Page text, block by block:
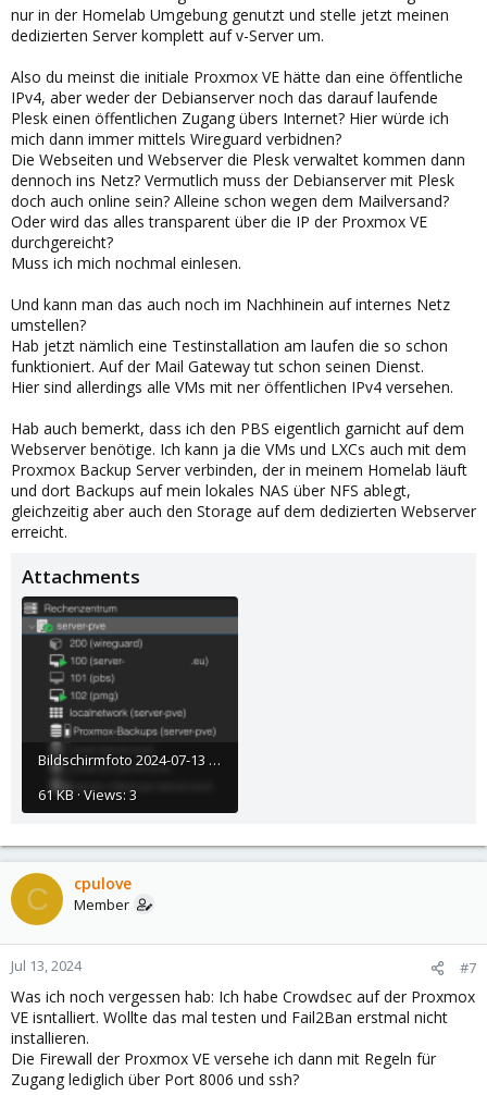
nur in der Homelab Umgebung genutzt und stelle jetzt meinen
dedizierten Server komplett auf v-Server um.
Also du meinst die initiale Proxmox VE hätte dan eine öffentliche
IPv4, aber weder der Debianserver noch das darauf laufende
Plesk einen öffentlichen Zugang übers Internet? Hier würde ich
mich dann immer mittels Wireguard verbidnen?
Die Webseiten und Webserver die Plesk verwaltet kommen dann
dennoch ins Netz? Vermutlich muss der Debianserver mit Plesk
doch auch online sein? Alleine schon wegen dem Mailversand?
Oder wird das alles transparent über die IP der Proxmox VE
durchgereicht?
Muss ich mich nochmal einlesen.
Und kann man das auch noch im Nachhinein auf internes Netz
umstellen?
Hab jetzt nämlich eine Testinstallation am laufen die so schon
funktioniert. Auf der Mail Gateway tut schon seinen Dienst.
Hier sind allerdings alle VMs mit ner öffentlichen IPv4 versehen.
Hab auch bemerkt, dass ich den PBS eigentlich garnicht auf dem
Webserver benötige. Ich kann ja die VMs und LXCs auch mit dem
Proxmox Backup Server verbinden, der in meinem Homelab läuft
und dort Backups auf mein lokales NAS über NFS ablegt,
gleichzeitig aber auch den Storage auf dem dedizierten Webserver
erreicht.
Attachments
Bildschirmfoto 2024-07-13 um 12.29.52.png
61 KB · Views: 3
C cpulove
Member
Jul 13, 2024 #7
Was ich noch vergessen hab: Ich habe Crowdsec auf der Proxmox
VE isntalliert. Wollte das mal testen und Fail2Ban erstmal nicht
installieren.
Die Firewall der Proxmox VE versehe ich dann mit Regeln für
Zugang lediglich über Port 8006 und ssh?